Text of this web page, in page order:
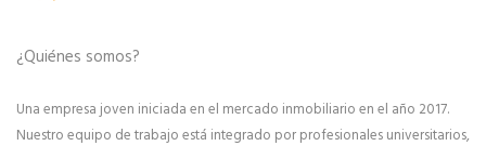
¿Quiénes somos?
Una empresa joven iniciada en el mercado inmobiliario en el año 2017.
Nuestro equipo de trabajo está integrado por profesionales universitarios,